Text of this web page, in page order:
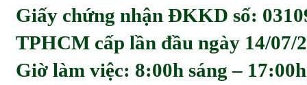
Giấy chứng nhận ĐKKD số:
TPHCM cấp lần đầu ngày 14/07/
Giờ làm việc: 8:00h sáng –